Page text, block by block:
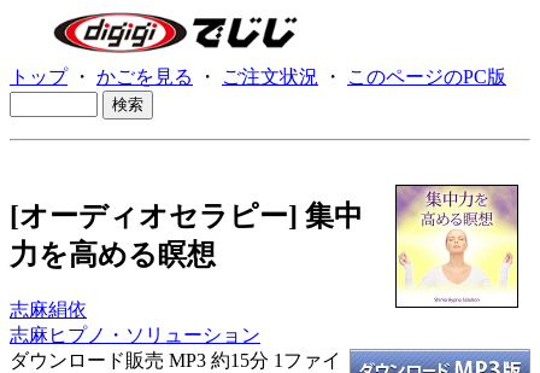
トップ・ かごを見る ・ ご注文状況 ・ このページのPC版
[オーディオセラピー] 集中
力を高める瞑想
志麻絹依
志麻ヒプノ・ソリューション
ダウンロード販売 MP3 約15分 1ファイ